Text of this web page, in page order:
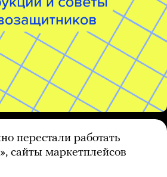
перестали работать
сайты маркетплейсов